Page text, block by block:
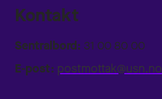
Kontakt
Sentralbord: 31 00 80 00
E-post: postmottak@usn.no